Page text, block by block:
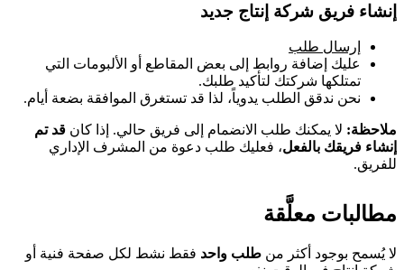
إنشاء فريق شركة إنتاج جديد
إرسال طلب
عليك إضافة روابط إلى بعض المقاطع أو الألبومات التي
تمتلكها شركتك لتأكيد طلبك.
نحن ندقق الطلب يدوياً، لذا قد تستغرق الموافقة بضعة أيام.
ملاحظة: لا يمكنك طلب الانضمام إلى فريق حالي. إذا كان قد تم
إنشاء فريقك بالفعل، فعليك طلب دعوة من المشرف الإداري
للفريق.
مطالبات معلَّقة
لا يُسمح بوجود أكثر من طلب واحد فقط نشط لكل صفحة فنية أو